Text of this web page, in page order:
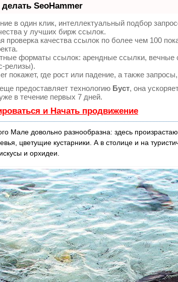
SeoHammer
в один клик, интеллектуальный подбор
у лучших бирж ссылок.
проверка качества ссылок по более чем 100
форматы ссылок: арендные ссылки, вечные
релизы).
покажет, где рост или падение, а также
предоставляет технологию Буст, она
в течение первых 7 дней.
и Начать продвижение
Мале довольно разнообразна: здесь
цветущие кустарники. А в столице и на
и орхидеи.